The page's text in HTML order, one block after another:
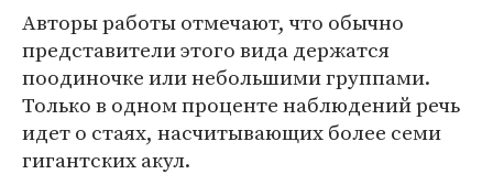
Авторы работы отмечают, что обычно
представители этого вида держатся
поодиночке или небольшими группами.
Только в одном проценте наблюдений речь
идет о стаях, насчитывающих более семи
гигантских акул.